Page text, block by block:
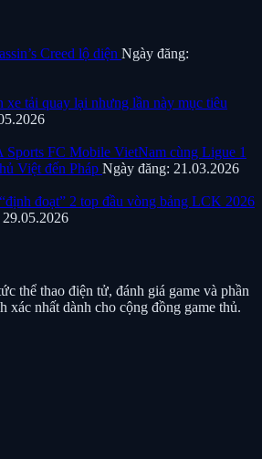
Creed lộ diện Ngày đăng:
tải quay lại nhưng lần này mục tiêu
Sports FC Mobile VietNam cùng Ligue 1
Việt đến Pháp Ngày đăng: 21.03.2026
đoạt” 2 top đầu vòng bảng LCK 2026
thể thao điện tử, đánh giá game và phần
xác nhất dành cho cộng đồng game thủ.